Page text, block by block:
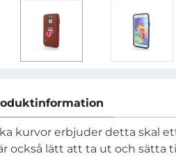
kurvor erbjuder detta skal
också lätt att ta ut och sätta